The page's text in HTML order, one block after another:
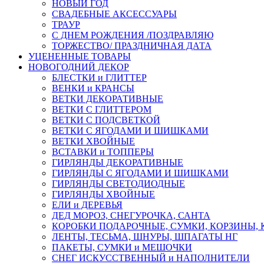
НОВЫЙ ГОД
СВАДЕБНЫЕ АКСЕССУАРЫ
ТРАУР
С ДНЕМ РОЖДЕНИЯ /ПОЗДРАВЛЯЮ
ТОРЖЕСТВО/ ПРАЗДНИЧНАЯ ДАТА
УЦЕНЕННЫЕ ТОВАРЫ
НОВОГОДНИЙ ДЕКОР
БЛЕСТКИ и ГЛИТТЕР
ВЕНКИ и КРАНСЫ
ВЕТКИ ДЕКОРАТИВНЫЕ
ВЕТКИ С ГЛИТТЕРОМ
ВЕТКИ С ПОДСВЕТКОЙ
ВЕТКИ С ЯГОДАМИ И ШИШКАМИ
ВЕТКИ ХВОЙНЫЕ
ВСТАВКИ и ТОППЕРЫ
ГИРЛЯНДЫ ДЕКОРАТИВНЫЕ
ГИРЛЯНДЫ С ЯГОДАМИ И ШИШКАМИ
ГИРЛЯНДЫ СВЕТОДИОДНЫЕ
ГИРЛЯНДЫ ХВОЙНЫЕ
ЕЛИ и ДЕРЕВЬЯ
ДЕД МОРОЗ, СНЕГУРОЧКА, САНТА
КОРОБКИ ПОДАРОЧНЫЕ, СУМКИ,
ЛЕНТЫ, ТЕСЬМА, ШНУРЫ, ШПАГАТЫ НГ
ПАКЕТЫ, СУМКИ и МЕШОЧКИ
СНЕГ ИСКУССТВЕННЫЙ и НАПОЛНИТЕЛИ